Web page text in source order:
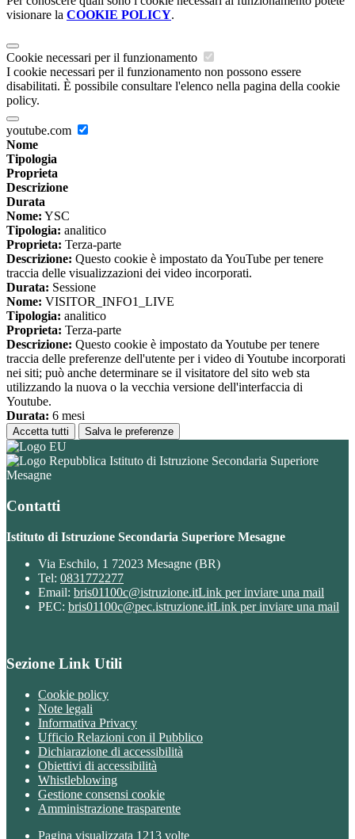
visionare la COOKIE POLICY.
Cookie necessari per il funzionamento
I cookie necessari per il funzionamento non possono essere
disabilitati. È possibile consultare l'elenco nella pagina della cookie
policy.
youtube.com
Nome
Tipologia
Proprieta
Descrizione
Durata
Nome: YSC
Tipologia: analitico
Proprieta: Terza-parte
Descrizione: Questo cookie è impostato da YouTube per tenere
traccia delle visualizzazioni dei video incorporati.
Durata: Sessione
Nome: VISITOR_INFO1_LIVE
Tipologia: analitico
Proprieta: Terza-parte
Descrizione: Questo cookie è impostato da Youtube per tenere
traccia delle preferenze dell'utente per i video di Youtube incorporati
nei siti; può anche determinare se il visitatore del sito web sta
utilizzando la nuova o la vecchia versione dell'interfaccia di
Youtube.
Durata: 6 mesi
Accetta tutti Salva le preferenze
Istituto di Istruzione Secondaria Superiore
Mesagne
Contatti
Istituto di Istruzione Secondaria Superiore Mesagne
Via Eschilo, 1 72023 Mesagne (BR)
Tel: 0831772277
Email: bris01100c@istruzione.itLink per inviare una mail
PEC: bris01100c@pec.istruzione.itLink per inviare una mail
Sezione Link Utili
Cookie policy
Note legali
Informativa Privacy
Ufficio Relazioni con il Pubblico
Dichiarazione di accessibilità
Obiettivi di accessibilità
Whistleblowing
Gestione consensi cookie
Amministrazione trasparente
Pagina visualizzata 1213 volte